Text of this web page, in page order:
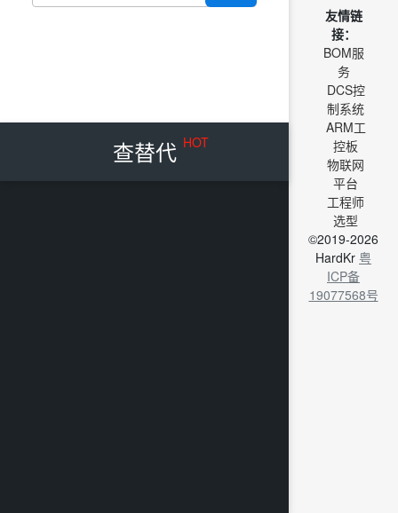
查替代 HOT
友情链
接：
BOM服
务
DCS控
制系统
ARM工
控板
物联网
平台
工程师
选型
©2019-2026
HardKr 粤
ICP备
19077568号